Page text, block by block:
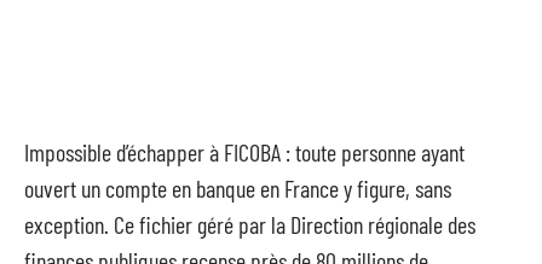
Impossible d’échapper à FICOBA : toute personne ayant
ouvert un compte en banque en France y figure, sans
exception. Ce fichier géré par la Direction régionale des